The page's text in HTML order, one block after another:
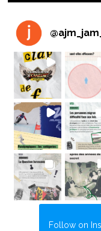
@ajm_jam_
Follow on